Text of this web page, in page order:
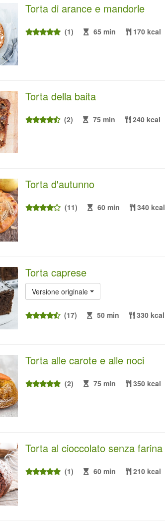
Torta di arance e mandorle
(1) 65 min 170 kcal
Torta della baita
(2) 75 min 240 kcal
Torta d'autunno
(11) 60 min 340 kcal
Torta caprese
Versione originale
(17) 50 min 330 kcal
Torta alle carote e alle noci
(2) 75 min 350 kcal
Torta al cioccolato senza farina
(1) 60 min 210 kcal